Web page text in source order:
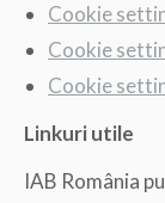
Cookie
Cookie
Cookie
Linkuri utile
IAB România